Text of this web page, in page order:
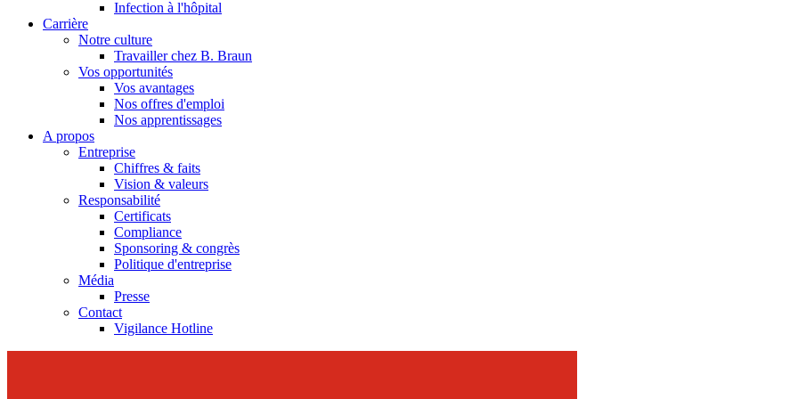
Infection à l'hôpital
Carrière
Notre culture
Travailler chez B. Braun
Vos opportunités
Vos avantages
Nos offres d'emploi
Nos apprentissages
A propos
Entreprise
Chiffres & faits
Vision & valeurs
Responsabilité
Certificats
Compliance
Sponsoring & congrès
Politique d'entreprise
Média
Presse
Contact
Vigilance Hotline